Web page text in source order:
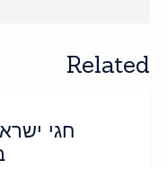
Related
חגי